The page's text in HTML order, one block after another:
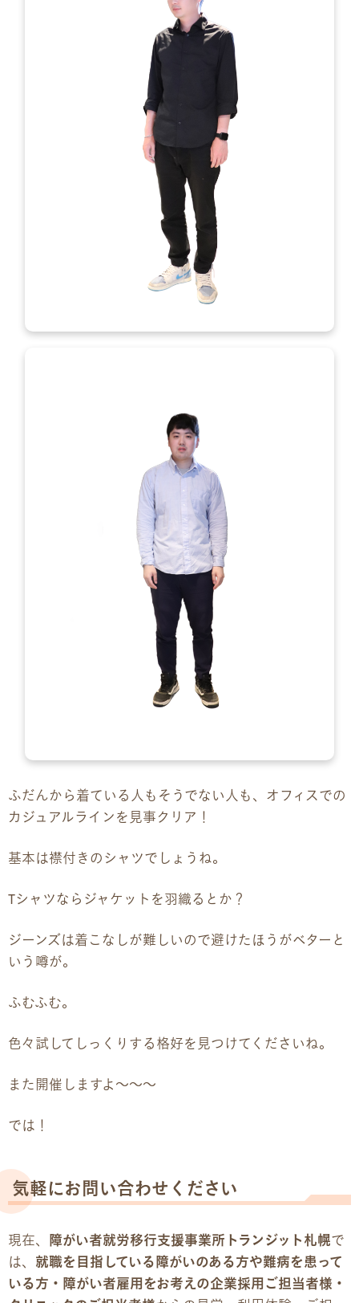
ふだんから着ている人もそうでない人も、オフィスでの
カジュアルラインを見事クリア！
基本は襟付きのシャツでしょうね。
Tシャツならジャケットを羽織るとか？
ジーンズは着こなしが難しいので避けたほうがベターと
いう噂が。
ふむふむ。
色々試してしっくりする格好を見つけてくださいね。
また開催しますよ〜〜〜
では！
気軽にお問い合わせください
現在、 障がい者就労移行支援事業所トランジット札幌で
は、 就職を目指している障がいのある方や難病を患って
いる方・障がい者雇用をお考えの企業採用ご担当者様・